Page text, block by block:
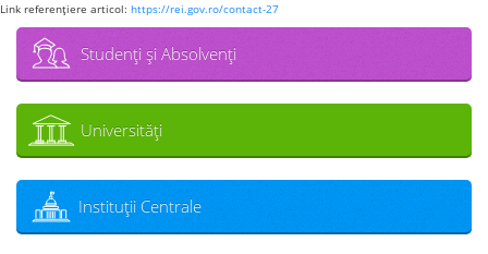
Link referenţiere articol: https://rei.gov.ro/contact-27
Studenţi şi Absolvenţi
Universităţi
Instituţii Centrale